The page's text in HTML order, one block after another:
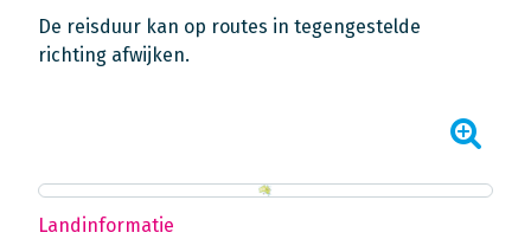
De reisduur kan op routes in tegengestelde
richting afwijken.
Landinformatie